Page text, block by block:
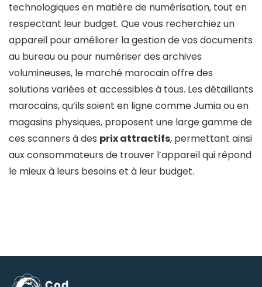
technologiques en matière de numérisation, tout en
respectant leur budget. Que vous recherchiez un
appareil pour améliorer la gestion de vos documents
au bureau ou pour numériser des archives
volumineuses, le marché marocain offre des
solutions variées et accessibles à tous. Les détaillants
marocains, qu’ils soient en ligne comme Jumia ou en
magasins physiques, proposent une large gamme de
ces scanners à des prix attractifs, permettant ainsi
aux consommateurs de trouver l’appareil qui répond
le mieux à leurs besoins et à leur budget.